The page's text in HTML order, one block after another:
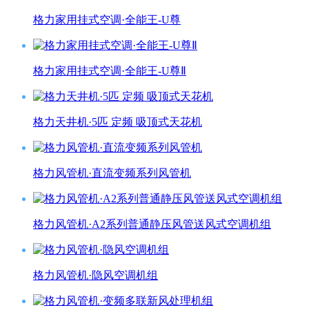
格力家用挂式空调·全能王-U尊
格力家用挂式空调·全能王-U尊Ⅱ
格力天井机·5匹 定频 吸顶式天花机
格力风管机·直流变频系列风管机
格力风管机·A2系列普通静压风管送风式空调机组
格力风管机·隐风空调机组